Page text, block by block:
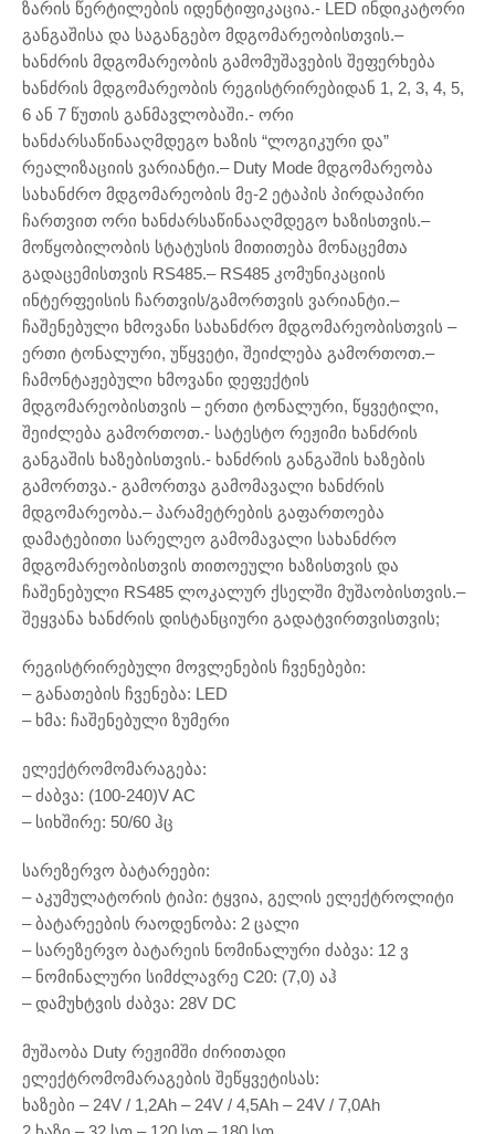
ზარის წერტილების იდენტიფიკაცია.- LED ინდიკატორი
განგაშისა და საგანგებო მდგომარეობისთვის.–
ხანძრის მდგომარეობის გამომუშავების შეფერხება
ხანძრის მდგომარეობის რეგისტრირებიდან 1, 2, 3, 4, 5,
6 ან 7 წუთის განმავლობაში.- ორი
ხანძარსაწინააღმდეგო ხაზის “ლოგიკური და”
რეალიზაციის ვარიანტი.– Duty Mode მდგომარეობა
სახანძრო მდგომარეობის მე-2 ეტაპის პირდაპირი
ჩართვით ორი ხანძარსაწინააღმდეგო ხაზისთვის.–
მოწყობილობის სტატუსის მითითება მონაცემთა
გადაცემისთვის RS485.– RS485 კომუნიკაციის
ინტერფეისის ჩართვის/გამორთვის ვარიანტი.–
ჩაშენებული ხმოვანი სახანძრო მდგომარეობისთვის –
ერთი ტონალური, უწყვეტი, შეიძლება გამორთოთ.–
ჩამონტაჟებული ხმოვანი დეფექტის
მდგომარეობისთვის – ერთი ტონალური, წყვეტილი,
შეიძლება გამორთოთ.- სატესტო რეჟიმი ხანძრის
განგაშის ხაზებისთვის.- ხანძრის განგაშის ხაზების
გამორთვა.- გამორთვა გამომავალი ხანძრის
მდგომარეობა.– პარამეტრების გაფართოება
დამატებითი სარელეო გამომავალი სახანძრო
მდგომარეობისთვის თითოეული ხაზისთვის და
ჩაშენებული RS485 ლოკალურ ქსელში მუშაობისთვის.–
შეყვანა ხანძრის დისტანციური გადატვირთვისთვის;
რეგისტრირებული მოვლენების ჩვენებები:
– განათების ჩვენება: LED
– ხმა: ჩაშენებული ზუმერი
ელექტრომომარაგება:
– ძაბვა: (100-240)V AC
– სიხშირე: 50/60 ჰც
სარეზერვო ბატარეები:
– აკუმულატორის ტიპი: ტყვია, გელის ელექტროლიტი
– ბატარეების რაოდენობა: 2 ცალი
– სარეზერვო ბატარეის ნომინალური ძაბვა: 12 ვ
– ნომინალური სიმძლავრე C20: (7,0) აჰ
– დამუხტვის ძაბვა: 28V DC
მუშაობა Duty რეჟიმში ძირითადი
ელექტრომომარაგების შეწყვეტისას:
ხაზები – 24V / 1,2Ah – 24V / 4,5Ah – 24V / 7,0Ah